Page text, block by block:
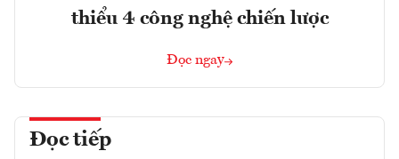
thiểu 4 công nghệ chiến lược
Đọc ngay
Đọc tiếp